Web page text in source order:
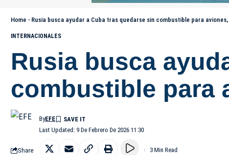
Home - Rusia busca ayudar a Cuba tras quedarse sin combustible para
INTERNACIONALES
Rusia busca
combustible para
Last Updated: 9 De Febrero De 2026 11:30
ByEFE
Share 3 Min Read